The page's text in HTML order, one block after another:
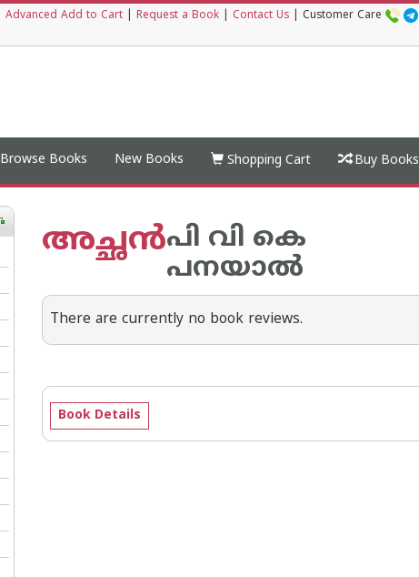
Advanced Add to Cart Request a Book Contact Us Customer Care
Browse Books New Books Shopping Cart Buy Books
അച്ഛന്‍പി വി കെ
പനയാല്‍
There are currently no book reviews.
Book Details